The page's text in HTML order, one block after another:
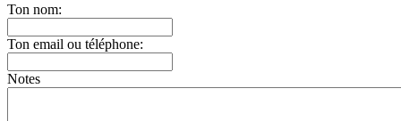
Ton nom:
Ton email ou téléphone:
Notes